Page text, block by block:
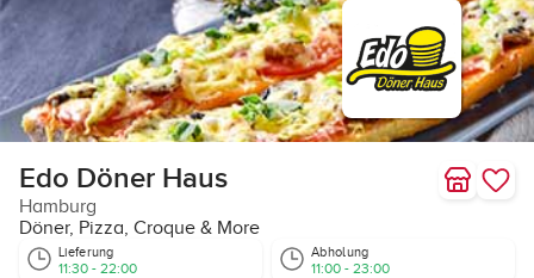
Edo Döner Haus
Hamburg
Döner, Pizza, Croque & More
Lieferung
11:30 - 22:00
Abholung
11:00 - 23:00